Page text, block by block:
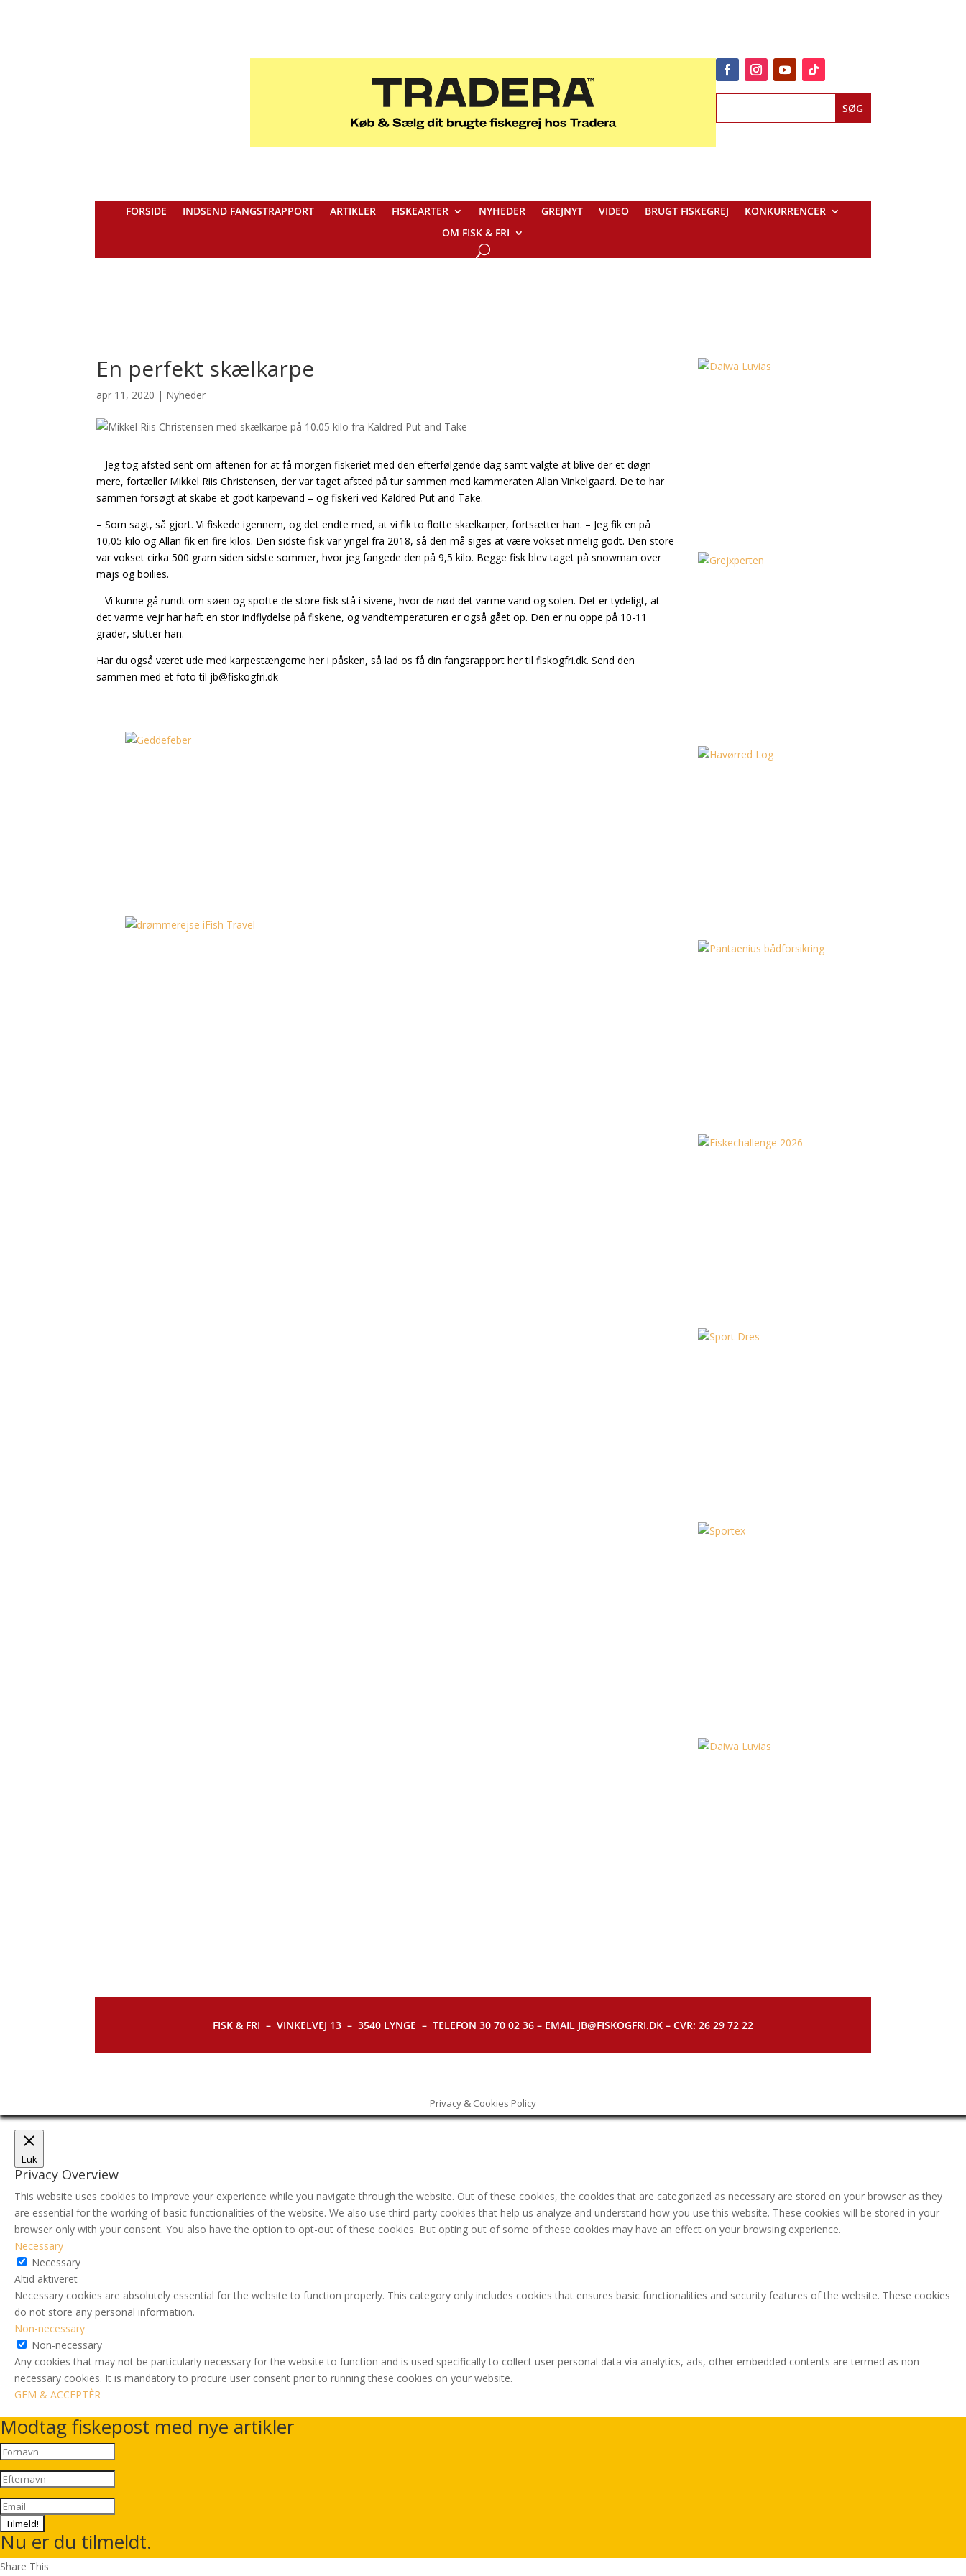
FORSIDE INDSEND FANGSTRAPPORT ARTIKLER FISKEARTER NYHEDER GREJNYT VIDEO BRUGT FISKEGREJ
KONKURRENCER
OM FISK & FRI
En perfekt skælkarpe
apr 11, 2020 | Nyheder
– Jeg tog afsted sent om aftenen for at få morgen fiskeriet med den efterfølgende dag samt valgte at blive der et døgn
mere, fortæller Mikkel Riis Christensen, der var taget afsted på tur sammen med kammeraten Allan Vinkelgaard. De to har
sammen forsøgt at skabe et godt karpevand – og fiskeri ved Kaldred Put and Take.
– Som sagt, så gjort. Vi fiskede igennem, og det endte med, at vi fik to flotte skælkarper, fortsætter han. – Jeg fik en på
10,05 kilo og Allan fik en fire kilos. Den sidste fisk var yngel fra 2018, så den må siges at være vokset rimelig godt. Den store
var vokset cirka 500 gram siden sidste sommer, hvor jeg fangede den på 9,5 kilo. Begge fisk blev taget på snowman over
majs og boilies.
– Vi kunne gå rundt om søen og spotte de store fisk stå i sivene, hvor de nød det varme vand og solen. Det er tydeligt, at
det varme vejr har haft en stor indflydelse på fiskene, og vandtemperaturen er også gået op. Den er nu oppe på 10-11
grader, slutter han.
Har du også været ude med karpestængerne her i påsken, så lad os få din fangsrapport her til fiskogfri.dk. Send den
sammen med et foto til jb@fiskogfri.dk
FISK & FRI – VINKELVEJ 13 – 3540 LYNGE – TELEFON 30 70 02 36 – EMAIL JB@FISKOGFRI.DK – CVR: 26 29 72 22
Privacy & Cookies Policy
Luk
Privacy Overview
This website uses cookies to improve your experience while you navigate through the website. Out of these cookies, the cookies that are categorized as necessary are stored on your browser as they
are essential for the working of basic functionalities of the website. We also use third-party cookies that help us analyze and understand how you use this website. These cookies will be stored in your
browser only with your consent. You also have the option to opt-out of these cookies. But opting out of some of these cookies may have an effect on your browsing experience.
Necessary
Necessary
Altid aktiveret
Necessary cookies are absolutely essential for the website to function properly. This category only includes cookies that ensures basic functionalities and security features of the website. These cookies
do not store any personal information.
Non-necessary
Non-necessary
Any cookies that may not be particularly necessary for the website to function and is used specifically to collect user personal data via analytics, ads, other embedded contents are termed as non-
necessary cookies. It is mandatory to procure user consent prior to running these cookies on your website.
GEM & ACCEPTÈR
Modtag fiskepost med nye artikler
Tilmeld!
Nu er du tilmeldt.
Share This